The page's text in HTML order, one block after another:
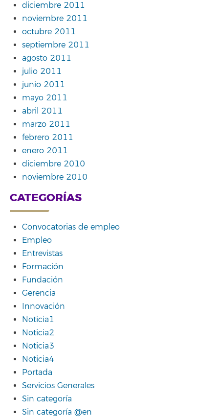
diciembre 2011
noviembre 2011
octubre 2011
septiembre 2011
agosto 2011
julio 2011
junio 2011
mayo 2011
abril 2011
marzo 2011
febrero 2011
enero 2011
diciembre 2010
noviembre 2010
CATEGORÍAS
Convocatorias de empleo
Empleo
Entrevistas
Formación
Fundación
Gerencia
Innovación
Noticia1
Noticia2
Noticia3
Noticia4
Portada
Servicios Generales
Sin categoría
Sin categoría @en